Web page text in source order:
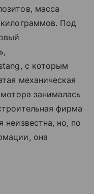
масса
Под
с которым
механическая
занималась
фирма
но, по
она